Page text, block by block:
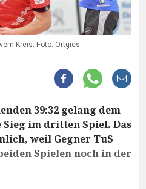
Kreis. Foto: Ortgies
39:32 gelang dem
im dritten Spiel. Das
weil Gegner TuS
Spielen noch in der